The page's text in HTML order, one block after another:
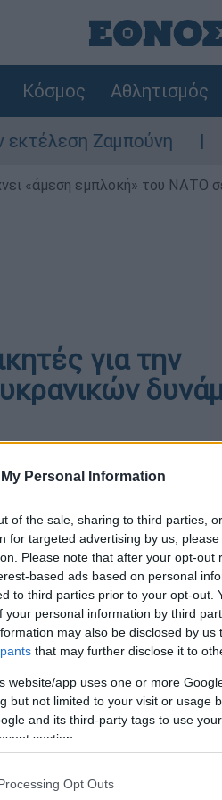
Personal Information
of the sale, sharing to third parties,
for targeted advertising by us,
Please note that after your opt-out
based ads based on personal
to third parties prior to your opt-out.
personal information by third
may also be disclosed by us
that may further disclose it to
website/app uses one or more
but not limited to your visit or usage
and its third-party tags to use
section.
Opt Outs
Κόσμος Αθλητισμός
Ζαμπούνη
«άμεση εμπλοκή» του ΝΑΤΟ
για την
για την ηρωική εργασία τους»